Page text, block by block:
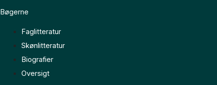
Bøgerne
Faglitteratur
Skønlitteratur
Biografier
Oversigt